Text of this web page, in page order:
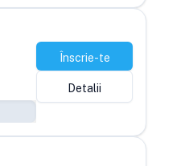
Înscrie-te
Detalii